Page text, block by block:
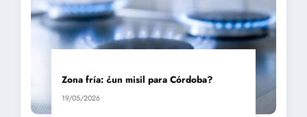
Zona fría: ¿un misil para Córdoba?
19/05/2026